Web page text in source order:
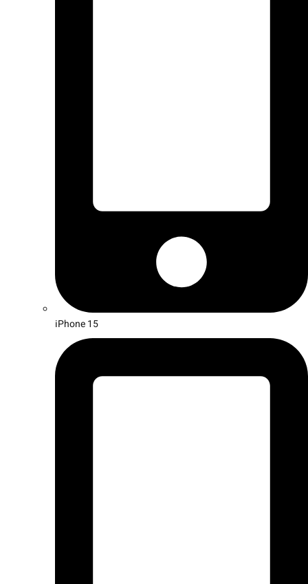
iPhone 15